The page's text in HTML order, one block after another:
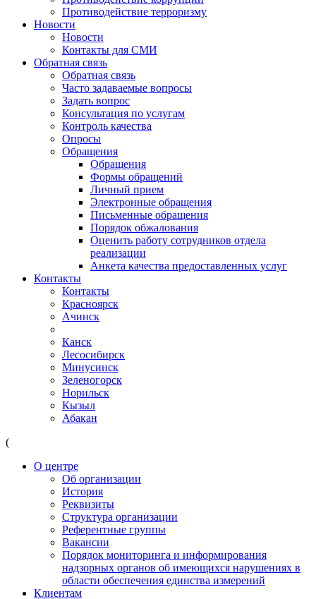
Противодействие терроризму
Новости
Новости
Контакты для СМИ
Обратная связь
Обратная связь
Часто задаваемые вопросы
Задать вопрос
Консультация по услугам
Контроль качества
Опросы
Обращения
Обращения
Формы обращений
Личный прием
Электронные обращения
Письменные обращения
Порядок обжалования
Оценить работу сотрудников отдела
реализации
Анкета качества предоставленных услуг
Контакты
Контакты
Красноярск
Ачинск
Канск
Лесосибирск
Минусинск
Зеленогорск
Норильск
Кызыл
Абакан
(
О центре
Об организации
История
Реквизиты
Структура организации
Референтные группы
Вакансии
Порядок мониторинга и информирования
надзорных органов об имеющихся нарушениях в
области обеспечения единства измерений
Клиентам